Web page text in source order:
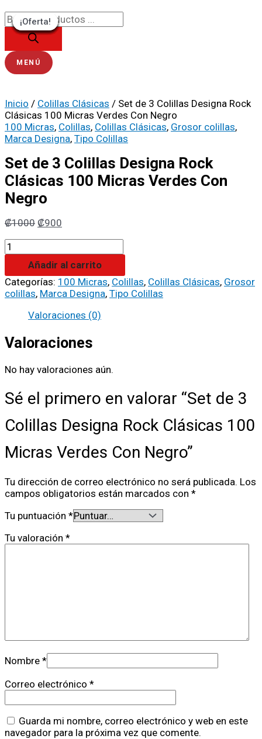
al
contenido
de
productos
MENÚ
¡Oferta!
Inicio / Colillas Clásicas / Set de 3 Colillas Designa Rock
Clásicas 100 Micras Verdes Con Negro
100 Micras, Colillas, Colillas Clásicas, Grosor colillas,
Marca Designa, Tipo Colillas
Set de 3 Colillas Designa Rock
Clásicas 100 Micras Verdes Con
Negro
₡1000
precio
original
era:
₡1000.
₡900
precio
actual
₡900.
de
3
Colillas
Designa
Rock
Clásicas
Micras
Verdes
Con
Negro
cantidad
Añadir al carrito
Categorías: 100 Micras, Colillas, Colillas Clásicas, Grosor
colillas, Marca Designa, Tipo Colillas
Valoraciones (0)
Valoraciones
No hay valoraciones aún.
Sé el primero en valorar “Set de 3
Colillas Designa Rock Clásicas 100
Micras Verdes Con Negro”
Tu dirección de correo electrónico no será publicada. Los
campos obligatorios están marcados con *
Tu puntuación *
Tu valoración *
Nombre *
Correo electrónico *
Guarda mi nombre, correo electrónico y web en este
navegador para la próxima vez que comente.
¡Oferta!
¡Oferta!
precio
original
₡900.
precio
actual
¡Oferta!
¡Oferta!
precio
original
₡1000.
actual
¡Oferta!
¡Oferta!
precio
original
₡1100.
actual
¡Oferta!
¡Oferta!
precio
original
₡1300.
actual